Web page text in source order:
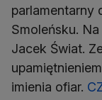
parlamentarny
Smoleńsku. Na
Jacek Świat.
imienia ofiar.